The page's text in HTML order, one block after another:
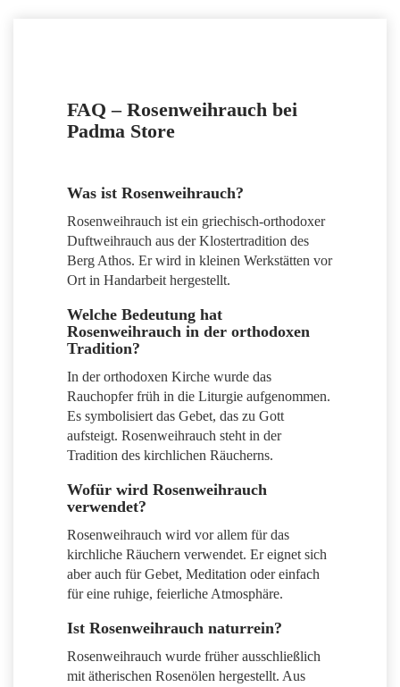
FAQ – Rosenweihrauch bei
Padma Store
Was ist Rosenweihrauch?
Rosenweihrauch ist ein griechisch-orthodoxer
Duftweihrauch aus der Klostertradition des
Berg Athos. Er wird in kleinen Werkstätten vor
Ort in Handarbeit hergestellt.
Welche Bedeutung hat
Rosenweihrauch in der orthodoxen
Tradition?
In der orthodoxen Kirche wurde das
Rauchopfer früh in die Liturgie aufgenommen.
Es symbolisiert das Gebet, das zu Gott
aufsteigt. Rosenweihrauch steht in der
Tradition des kirchlichen Räucherns.
Wofür wird Rosenweihrauch
verwendet?
Rosenweihrauch wird vor allem für das
kirchliche Räuchern verwendet. Er eignet sich
aber auch für Gebet, Meditation oder einfach
für eine ruhige, feierliche Atmosphäre.
Ist Rosenweihrauch naturrein?
Rosenweihrauch wurde früher ausschließlich
mit ätherischen Rosenölen hergestellt. Aus